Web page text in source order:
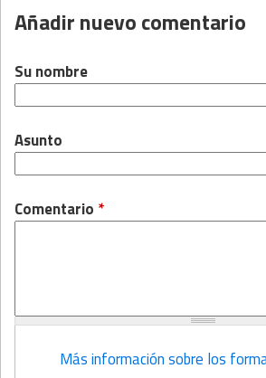
Añadir nuevo comentario
Su nombre
Asunto
Comentario *
Más información sobre los